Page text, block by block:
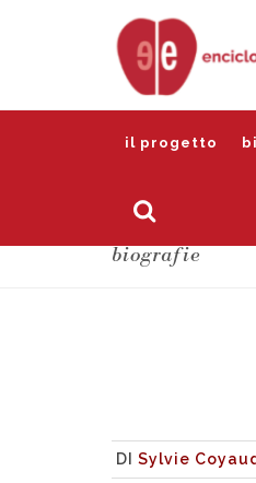
il progetto
biografie
DI Sylvie Coyaud